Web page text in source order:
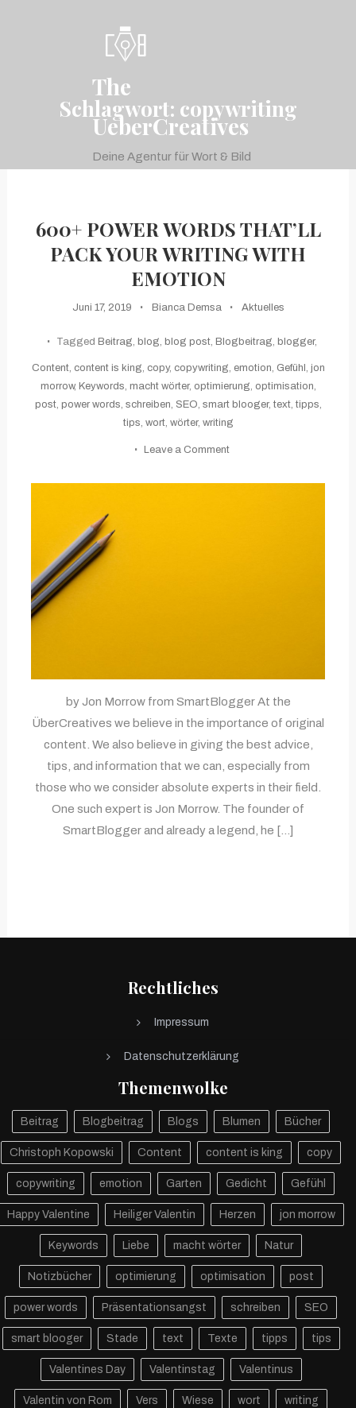
The
UeberCreatives
Deine Agentur für Wort & Bild
Schlagwort: copywriting
600+ POWER WORDS THAT’LL
PACK YOUR WRITING WITH
EMOTION
Juni 17, 2019 Bianca Demsa Aktuelles
Tagged Beitrag, blog, blog post, Blogbeitrag, blogger,
Content, content is king, copy, copywriting, emotion, Gefühl , jon
morrow, Keywords, macht wörter, optimierung, optimisation,
post, power words, schreiben, SEO, smart blooger, text, tipps,
tips, wort, wörter, writing
Leave a Comment
by Jon Morrow from SmartBlogger At the
ÜberCreatives we believe in the importance of original
content. We also believe in giving the best advice,
tips, and information that we can, especially from
those who we consider absolute experts in their field.
One such expert is Jon Morrow. The founder of
SmartBlogger and already a legend, he […]
Rechtliches
Impressum
Datenschutzerklärung
Themenwolke
Beitrag Blogbeitrag Blogs Blumen Bücher
Christoph Kopowski Content content is king copy
copywriting emotion Garten Gedicht Gefühl
Happy Valentine Heiliger Valentin Herzen jon morrow
Keywords Liebe macht wörter Natur
Notizbücher optimierung optimisation post
power words Präsentationsangst schreiben SEO
smart blooger Stade text Texte tipps tips
Valentines Day Valentinstag Valentinus
Valentin von Rom Vers Wiese wort writing